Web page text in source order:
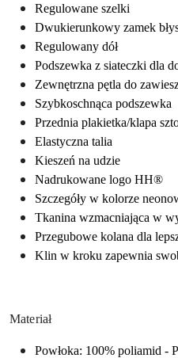
Regulowane szelki
Dwukierunkowy zamek
Regulowany dół
Podszewka z siateczki dla
Zewnętrzna pętla do
Szybkoschnąca podszewka
Przednia plakietka/klapa
Elastyczna talia
Kieszeń na udzie
Nadrukowane logo HH®
Szczegóły w kolorze
Tkanina wzmacniająca w
Przegubowe kolana dla
Klin w kroku zapewnia
Materiał
Powłoka: 100% poliamid -